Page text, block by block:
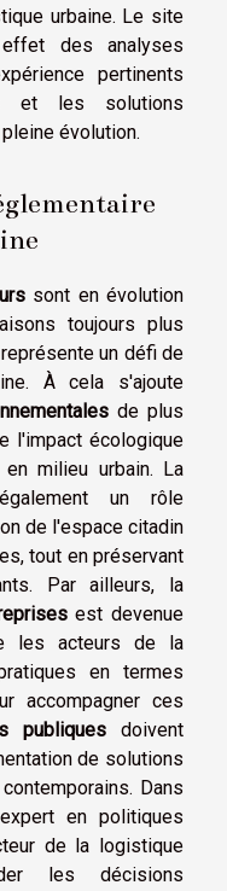
urbaine. Le site
des analyses
pertinents
et les solutions
évolution.
sont en évolution
toujours plus
un défi de
À cela s'ajoute
de plus
l'impact écologique
milieu urbain. La
un rôle
de l'espace citadin
tout en préservant
Par ailleurs, la
est devenue
les acteurs de la
en termes
accompagner ces
publiquesdoivent
de solutions
Dans
en politiques
de la logistique
les décisions